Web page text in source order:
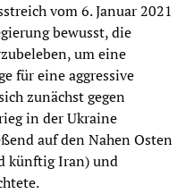
vom 6. Januar 2021
bewusst, die
um eine
für eine aggressive
zunächst gegen
in der Ukraine
auf den Nahen Osten
künftig Iran) und